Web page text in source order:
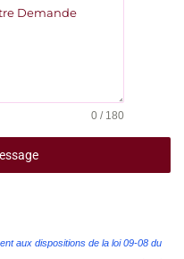
Demande
0 / 180
aux dispositions de la loi 09-08 du